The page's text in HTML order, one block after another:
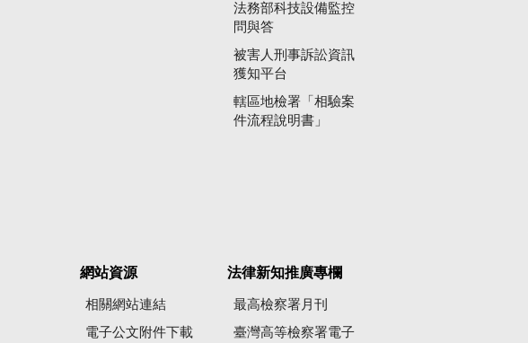
法務部科技設備監控
問與答
被害人刑事訴訟資訊
獲知平台
轄區地檢署「相驗案
件流程說明書」
網站資源
相關網站連結
電子公文附件下載
法律新知推廣專欄
最高檢察署月刊
臺灣高等檢察署電子